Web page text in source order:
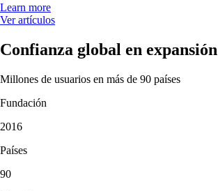
Learn more
Ver artículos
Confianza global en expansión
Millones de usuarios en más de 90 países
Fundación
2016
Países
90